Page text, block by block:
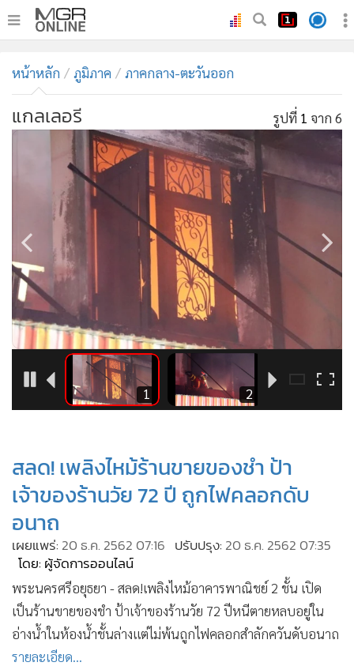
ทันเหตุการณ์
• ภาคใต้
• ภูมิภาค
Online Section
ผู้จัดการรายวัน
คอลัมนิสต์
ละคร
• CbizReview
Cyber BIZ
• ผู้จัดกวน
• Good health & Well-being
Green Innovation & SD
Management & HR
• การเมือง
• ท่องเที่ยว
• กีฬา
• ต่างประเทศ
Special Scoop
• เศรษฐกิจ-ธุรกิจ
จีน
ชุมชน-คุณภาพชีวิต
สลด! เพลิงไหม้ร้านขายของชำ ป้า
เจ้าของร้านวัย 72 ปี ถูกไฟคลอกดับ
อนาถ
เผยแพร่: 20 ธ.ค. 2562 07:16 ปรับปรุง: 20 ธ.ค. 2562 07:35
โดย: ผู้จัดการออนไลน์
พระนครศรีอยุธยา - สลด!เพลิงไหม้อาคารพาณิชย์ 2 ชั้น เปิด
เป็นร้านขายของชำ ป้าเจ้าของร้านวัย 72 ปีหนีตายหลบอยู่ใน
อ่างน้ำในห้องน้ำชั้นล่างแต่ไม่พ้นถูกไฟคลอกสำลักควันดับอนาถ
รายละเอียด...
หน้าหลัก ภูมิภาค ภาคกลาง-ตะวันออก
แกลเลอรี รูปที่ 1 จาก 6
1 2